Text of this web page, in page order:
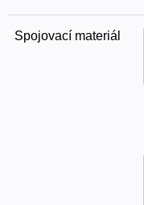
Spojovací materiál